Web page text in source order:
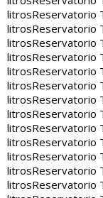
litrosReservatorio
litrosReservatorio
litrosReservatorio
litrosReservatorio
litrosReservatorio
litrosReservatorio
litrosReservatorio
litrosReservatorio
litrosReservatorio
litrosReservatorio
litrosReservatorio
litrosReservatorio
litrosReservatorio